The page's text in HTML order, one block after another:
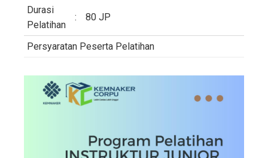
Durasi
Pelatihan
: 80 JP
Persyaratan Peserta Pelatihan